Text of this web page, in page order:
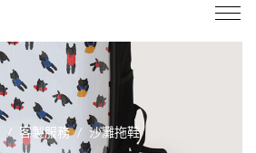
客製服務 沙灘拖鞋